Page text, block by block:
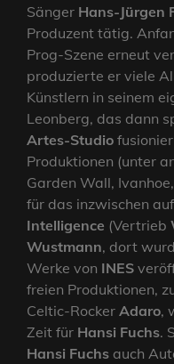
Sänger Hans-Jürgen
Produzent tätig.
Prog-Szene erneut
produzierte er viele
Künstlern in seinem
Leonberg, das dann
Artes-Studio
Produktionen (unter
Garden Wall,
für das inzwischen
Intelligence (Vertrieb
Wustmann, dort
Werke von INES
freien Produktionen,
Celtic-Rocker Adaro,
Zeit für Hansi Fuchs.
Hansi Fuchs auch